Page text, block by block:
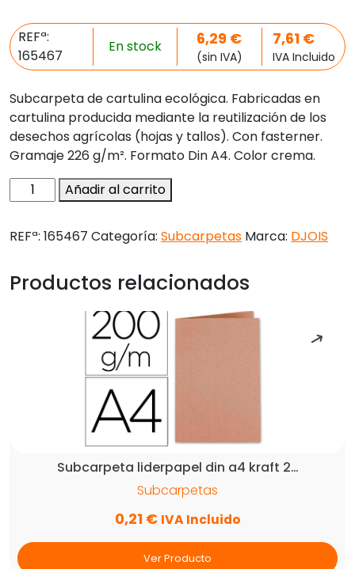
REFª:
165467
En stock 6,29 €
(sin IVA)
7,61 €
IVA Incluido
Subcarpeta de cartulina ecológica. Fabricadas en
cartulina producida mediante la reutilización de los
desechos agrícolas (hojas y tallos). Con fasterner.
Gramaje 226 g/m². Formato Din A4. Color crema.
Subcarpeta
cartulina
pack
10
fastener
Añadir al carrito
REFª: 165467 Categoría: Subcarpetas Marca: DJOIS
Productos relacionados
Subcarpeta liderpapel din a4 kraft 2…
Subcarpetas
0,21 € IVA Incluido
Ver Producto